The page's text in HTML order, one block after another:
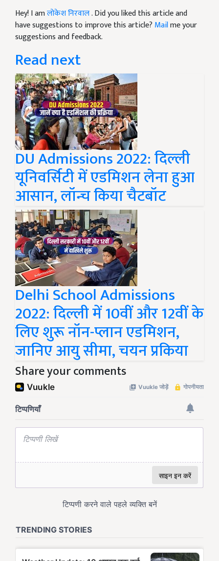
Hey! I amलोकेश निरवाल. Did you liked this article and
have suggestions to improve this article? Mailme your
suggestions and feedback.
Read next
DU Admissions 2022: दिल्ली
यूनिवर्सिटी में एडमिशन लेना हुआ
आसान, लॉन्च किया चैटबॉट
Delhi School Admissions
2022: दिल्ली में 10वीं और 12वीं के
लिए शुरू नॉन-प्लान एडमिशन,
जानिए आयु सीमा, चयन प्रकिया
Share your comments